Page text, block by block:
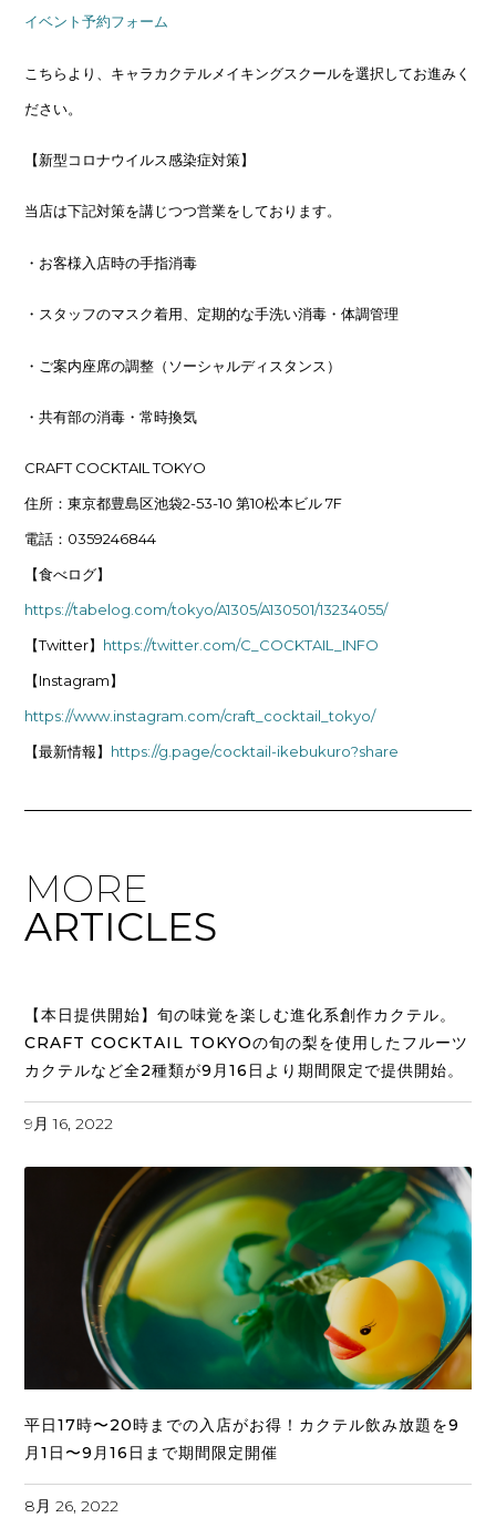
イベント予約フォーム
こちらより、キャラカクテルメイキングスクールを選択してお進みく
ださい。
【新型コロナウイルス感染症対策】
当店は下記対策を講じつつ営業をしております。
・お客様入店時の手指消毒
・スタッフのマスク着用、定期的な手洗い消毒・体調管理
・ご案内座席の調整（ソーシャルディスタンス）
・共有部の消毒・常時換気
CRAFT COCKTAIL TOKYO
住所：東京都豊島区池袋2-53-10 第10松本ビル 7F
電話：0359246844
【食べログ】
https://tabelog.com/tokyo/A1305/A130501/13234055/
【Twitter】 https://twitter.com/C_COCKTAIL_INFO
【Instagram】
https://www.instagram.com/craft_cocktail_tokyo/
【最新情報】 https://g.page/cocktail-ikebukuro?share
MORE
ARTICLES
【本日提供開始】旬の味覚を楽しむ進化系創作カクテル。
CRAFT COCKTAIL TOKYOの旬の梨を使用したフルーツ
カクテルなど全2種類が9月16日より期間限定で提供開始。
9月 16, 2022
平日17時〜20時までの入店がお得！カクテル飲み放題を9
月1日〜9月16日まで期間限定開催
8月 26, 2022